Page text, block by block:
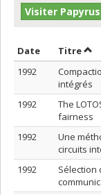
Visiter Papyrus
Date Trier par
Titre
1992
intégrés
1992
The
fairness
1992
Une
circuits
1992
Sélection